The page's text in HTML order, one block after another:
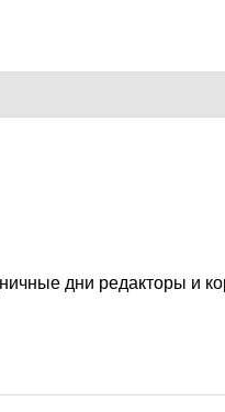
дни редакторы и